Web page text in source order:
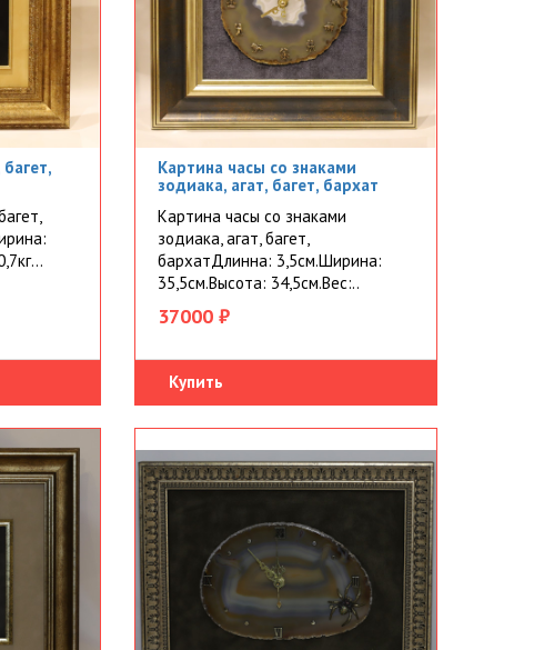
Картина часы со знаками
зодиака, агат, багет, бархат
Картина часы со знаками
зодиака, агат, багет,
бархатДлинна: 3,5см.Ширина:
35,5см.Высота: 34,5см.Вес:..
37000 ₽
Купить